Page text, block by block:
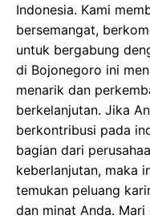
Indonesia. Kami
bersemangat,
untuk bergabung
di Bojonegoro ini
menarik dan
berkelanjutan. Jika
berkontribusi pada
bagian dari
keberlanjutan, maka
temukan peluang
dan minat Anda.